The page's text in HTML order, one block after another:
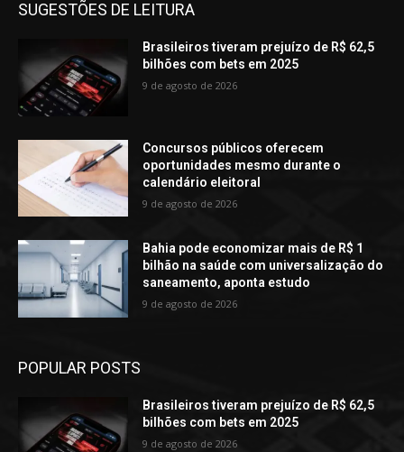
SUGESTÕES DE LEITURA
Brasileiros tiveram prejuízo de R$ 62,5
bilhões com bets em 2025
9 de agosto de 2026
Concursos públicos oferecem
oportunidades mesmo durante o
calendário eleitoral
9 de agosto de 2026
Bahia pode economizar mais de R$ 1
bilhão na saúde com universalização do
saneamento, aponta estudo
9 de agosto de 2026
POPULAR POSTS
Brasileiros tiveram prejuízo de R$ 62,5
bilhões com bets em 2025
9 de agosto de 2026